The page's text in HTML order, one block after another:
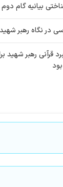
بیانیه گام دوم
در نگاه رهبر
قرآنی رهبر شهید